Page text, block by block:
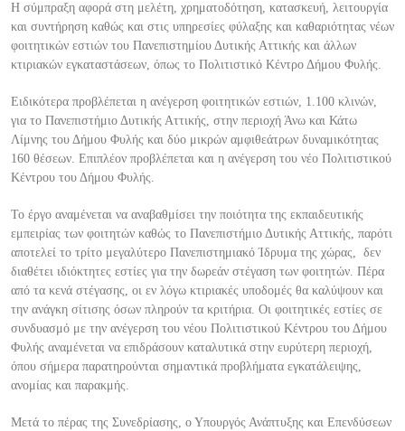
Η σύμπραξη αφορά στη μελέτη, χρηματοδότηση, κατασκευή, λειτουργία
και συντήρηση καθώς και στις υπηρεσίες φύλαξης και καθαριότητας νέων
φοιτητικών εστιών του Πανεπιστημίου Δυτικής Αττικής και άλλων
κτιριακών εγκαταστάσεων, όπως το Πολιτιστικό Κέντρο Δήμου Φυλής.
Ειδικότερα προβλέπεται η ανέγερση φοιτητικών εστιών, 1.100 κλινών,
για το Πανεπιστήμιο Δυτικής Αττικής, στην περιοχή Άνω και Κάτω
Λίμνης του Δήμου Φυλής και δύο μικρών αμφιθεάτρων δυναμικότητας
160 θέσεων. Επιπλέον προβλέπεται και η ανέγερση του νέο Πολιτιστικού
Κέντρου του Δήμου Φυλής.
Το έργο αναμένεται να αναβαθμίσει την ποιότητα της εκπαιδευτικής
εμπειρίας των φοιτητών καθώς το Πανεπιστήμιο Δυτικής Αττικής, παρότι
αποτελεί το τρίτο μεγαλύτερο Πανεπιστημιακό Ίδρυμα της χώρας, δεν
διαθέτει ιδιόκτητες εστίες για την δωρεάν στέγαση των φοιτητών. Πέρα
από τα κενά στέγασης, οι εν λόγω κτιριακές υποδομές θα καλύψουν και
την ανάγκη σίτισης όσων πληρούν τα κριτήρια. Οι φοιτητικές εστίες σε
συνδυασμό με την ανέγερση του νέου Πολιτιστικού Κέντρου του Δήμου
Φυλής αναμένεται να επιδράσουν καταλυτικά στην ευρύτερη περιοχή,
όπου σήμερα παρατηρούνται σημαντικά προβλήματα εγκατάλειψης,
ανομίας και παρακμής.
Μετά το πέρας της Συνεδρίασης, ο Υπουργός Ανάπτυξης και Επενδύσεων